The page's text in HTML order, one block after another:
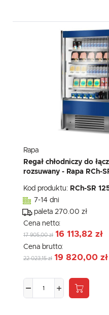
Rapa
Regał chłodniczy do
rozsuwany - Rapa RCh-
Kod produktu: RCh-SR
7-14 dni
paleta 270.00 zł
Cena netto:
17 905,00 zł 16 113,82 zł
Cena brutto:
22 023,15 zł 19 820,00 zł